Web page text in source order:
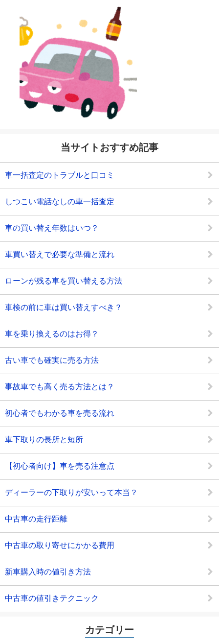
当サイトおすすめ記事
車一括査定のトラブルと口コミ
しつこい電話なしの車一括査定
車の買い替え年数はいつ？
車買い替えで必要な準備と流れ
ローンが残る車を買い替える方法
車検の前に車は買い替えすべき？
車を乗り換えるのはお得？
古い車でも確実に売る方法
事故車でも高く売る方法とは？
初心者でもわかる車を売る流れ
車下取りの長所と短所
【初心者向け】車を売る注意点
ディーラーの下取りが安いって本当？
中古車の走行距離
中古車の取り寄せにかかる費用
新車購入時の値引き方法
中古車の値引きテクニック
カテゴリー